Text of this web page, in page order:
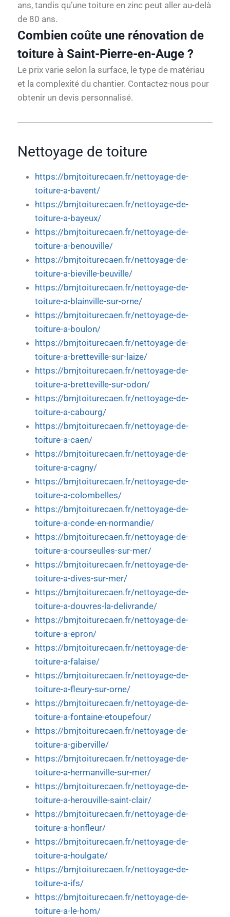
ans, tandis qu’une toiture en zinc peut aller au-delà
de 80 ans.
Combien coûte une rénovation de
toiture à Saint-Pierre-en-Auge ?
Le prix varie selon la surface, le type de matériau
et la complexité du chantier. Contactez-nous pour
obtenir un devis personnalisé.
Nettoyage de toiture
https://bmjtoiturecaen.fr/nettoyage-de-
toiture-a-bavent/
https://bmjtoiturecaen.fr/nettoyage-de-
toiture-a-bayeux/
https://bmjtoiturecaen.fr/nettoyage-de-
toiture-a-benouville/
https://bmjtoiturecaen.fr/nettoyage-de-
toiture-a-bieville-beuville/
https://bmjtoiturecaen.fr/nettoyage-de-
toiture-a-blainville-sur-orne/
https://bmjtoiturecaen.fr/nettoyage-de-
toiture-a-boulon/
https://bmjtoiturecaen.fr/nettoyage-de-
toiture-a-bretteville-sur-laize/
https://bmjtoiturecaen.fr/nettoyage-de-
toiture-a-bretteville-sur-odon/
https://bmjtoiturecaen.fr/nettoyage-de-
toiture-a-cabourg/
https://bmjtoiturecaen.fr/nettoyage-de-
toiture-a-caen/
https://bmjtoiturecaen.fr/nettoyage-de-
toiture-a-cagny/
https://bmjtoiturecaen.fr/nettoyage-de-
toiture-a-colombelles/
https://bmjtoiturecaen.fr/nettoyage-de-
toiture-a-conde-en-normandie/
https://bmjtoiturecaen.fr/nettoyage-de-
toiture-a-courseulles-sur-mer/
https://bmjtoiturecaen.fr/nettoyage-de-
toiture-a-dives-sur-mer/
https://bmjtoiturecaen.fr/nettoyage-de-
toiture-a-douvres-la-delivrande/
https://bmjtoiturecaen.fr/nettoyage-de-
toiture-a-epron/
https://bmjtoiturecaen.fr/nettoyage-de-
toiture-a-falaise/
https://bmjtoiturecaen.fr/nettoyage-de-
toiture-a-fleury-sur-orne/
https://bmjtoiturecaen.fr/nettoyage-de-
toiture-a-fontaine-etoupefour/
https://bmjtoiturecaen.fr/nettoyage-de-
toiture-a-giberville/
https://bmjtoiturecaen.fr/nettoyage-de-
toiture-a-hermanville-sur-mer/
https://bmjtoiturecaen.fr/nettoyage-de-
toiture-a-herouville-saint-clair/
https://bmjtoiturecaen.fr/nettoyage-de-
toiture-a-honfleur/
https://bmjtoiturecaen.fr/nettoyage-de-
toiture-a-houlgate/
https://bmjtoiturecaen.fr/nettoyage-de-
toiture-a-ifs/
https://bmjtoiturecaen.fr/nettoyage-de-
toiture-a-le-hom/